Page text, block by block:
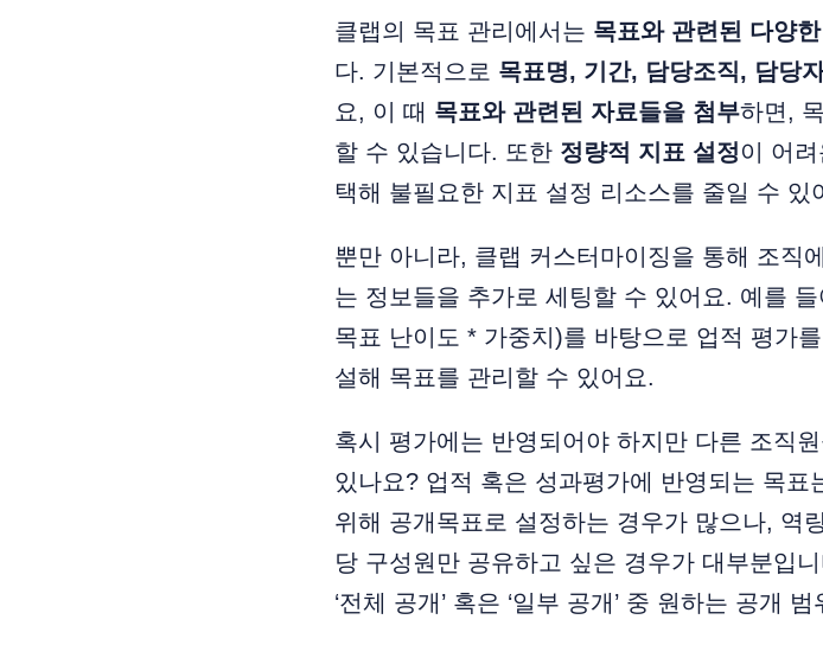
클랩의 목표 관리에서는 목표와 관련된 다양
다. 기본적으로 목표명, 기간, 담당조직, 담당
요, 이 때 목표와 관련된 자료들을 첨부하면,
할 수 있습니다. 또한 정량적 지표 설정이 어
택해 불필요한 지표 설정 리소스를 줄일 수 있
뿐만 아니라, 클랩 커스터마이징을 통해 조직
는 정보들을 추가로 세팅할 수 있어요. 예를
목표 난이도 * 가중치)를 바탕으로 업적 평가
설해 목표를 관리할 수 있어요.
혹시 평가에는 반영되어야 하지만 다른 조직
있나요? 업적 혹은 성과평가에 반영되는 목표
위해 공개목표로 설정하는 경우가 많으나, 역
당 구성원만 공유하고 싶은 경우가 대부분입
‘전체 공개’ 혹은 ‘일부 공개’ 중 원하는 공개